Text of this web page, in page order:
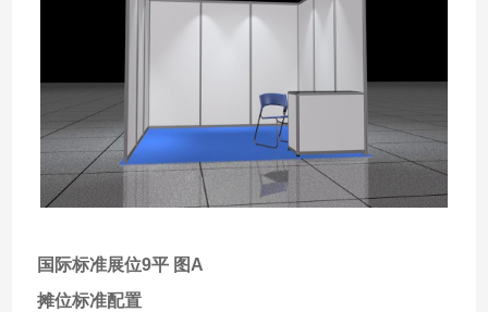
国际标准展位9平 图A
摊位标准配置